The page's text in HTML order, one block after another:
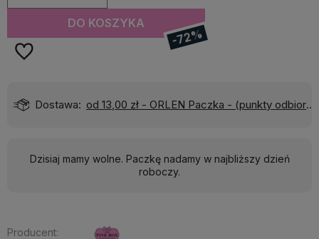
DO KOSZYKA
-72%
Wyślemy do Ciebie w: 24 godziny
Dzisiaj mamy wolne. Paczkę nadamy w najbliższy dzień
roboczy.
Producent: